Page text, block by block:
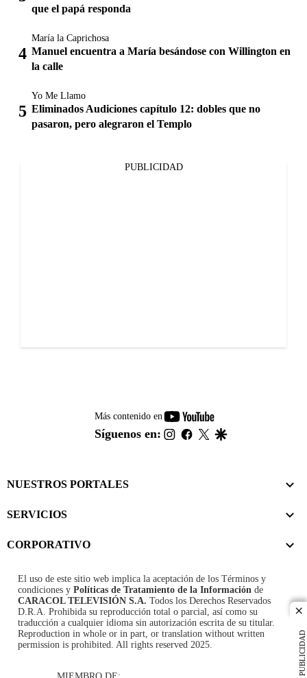
PUBLICIDAD
que el papá responda
María la Caprichosa
Manuel encuentra a María besándose con Willington en
la calle
Yo Me Llamo
Eliminados Audiciones capítulo 12: dobles que no
pasaron, pero alegraron el Templo
PUBLICIDAD
Más contenido en
youtube-
footer
Síguenos en: instagram
facebook
twitter
NUESTROS PORTALES
SERVICIOS
CORPORATIVO
El uso de este sitio web implica la aceptación de los Términos y
condiciones y Políticas de Tratamiento de la Información de
CARACOL TELEVISIÓN S.A. Todos los Derechos Reservados
D.R.A. Prohibida su reproducción total o parcial, así como su
traducción a cualquier idioma sin autorización escrita de su titular.
Reproduction in whole or in part, or translation without written
permission is prohibited. All rights reserved 2025.
MIEMBRO DE: